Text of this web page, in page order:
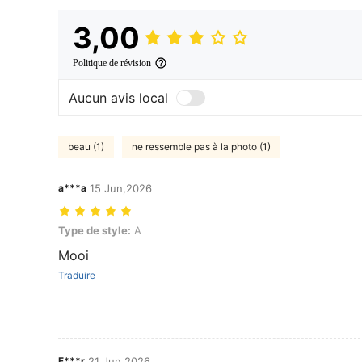
3,00
Politique de révision
Aucun avis local
beau (1) ne ressemble pas à la photo (1)
a***a 15 Jun,2026
Type de style: A
Type de style: A
Mooi
Traduire